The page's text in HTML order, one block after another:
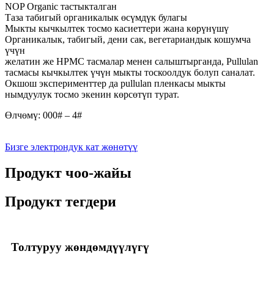
NOP Organic тастыкталган
Таза табигый органикалык өсүмдүк булагы
Мыкты кычкылтек тосмо касиеттери жана көрүнүшү
Органикалык, табигый, дени сак, вегетариандык кошумча
үчүн
желатин же HPMC тасмалар менен салыштырганда, Pullulan
тасмасы кычкылтек үчүн мыкты тоскоолдук болуп саналат.
Окшош эксперименттер да pullulan пленкасы мыкты
нымдуулук тосмо экенин көрсөтүп турат.
Өлчөмү: 000# – 4#
Бизге электрондук кат жөнөтүү
Продукт чоо-жайы
Продукт тегдери
Толтуруу жөндөмдүүлүгү